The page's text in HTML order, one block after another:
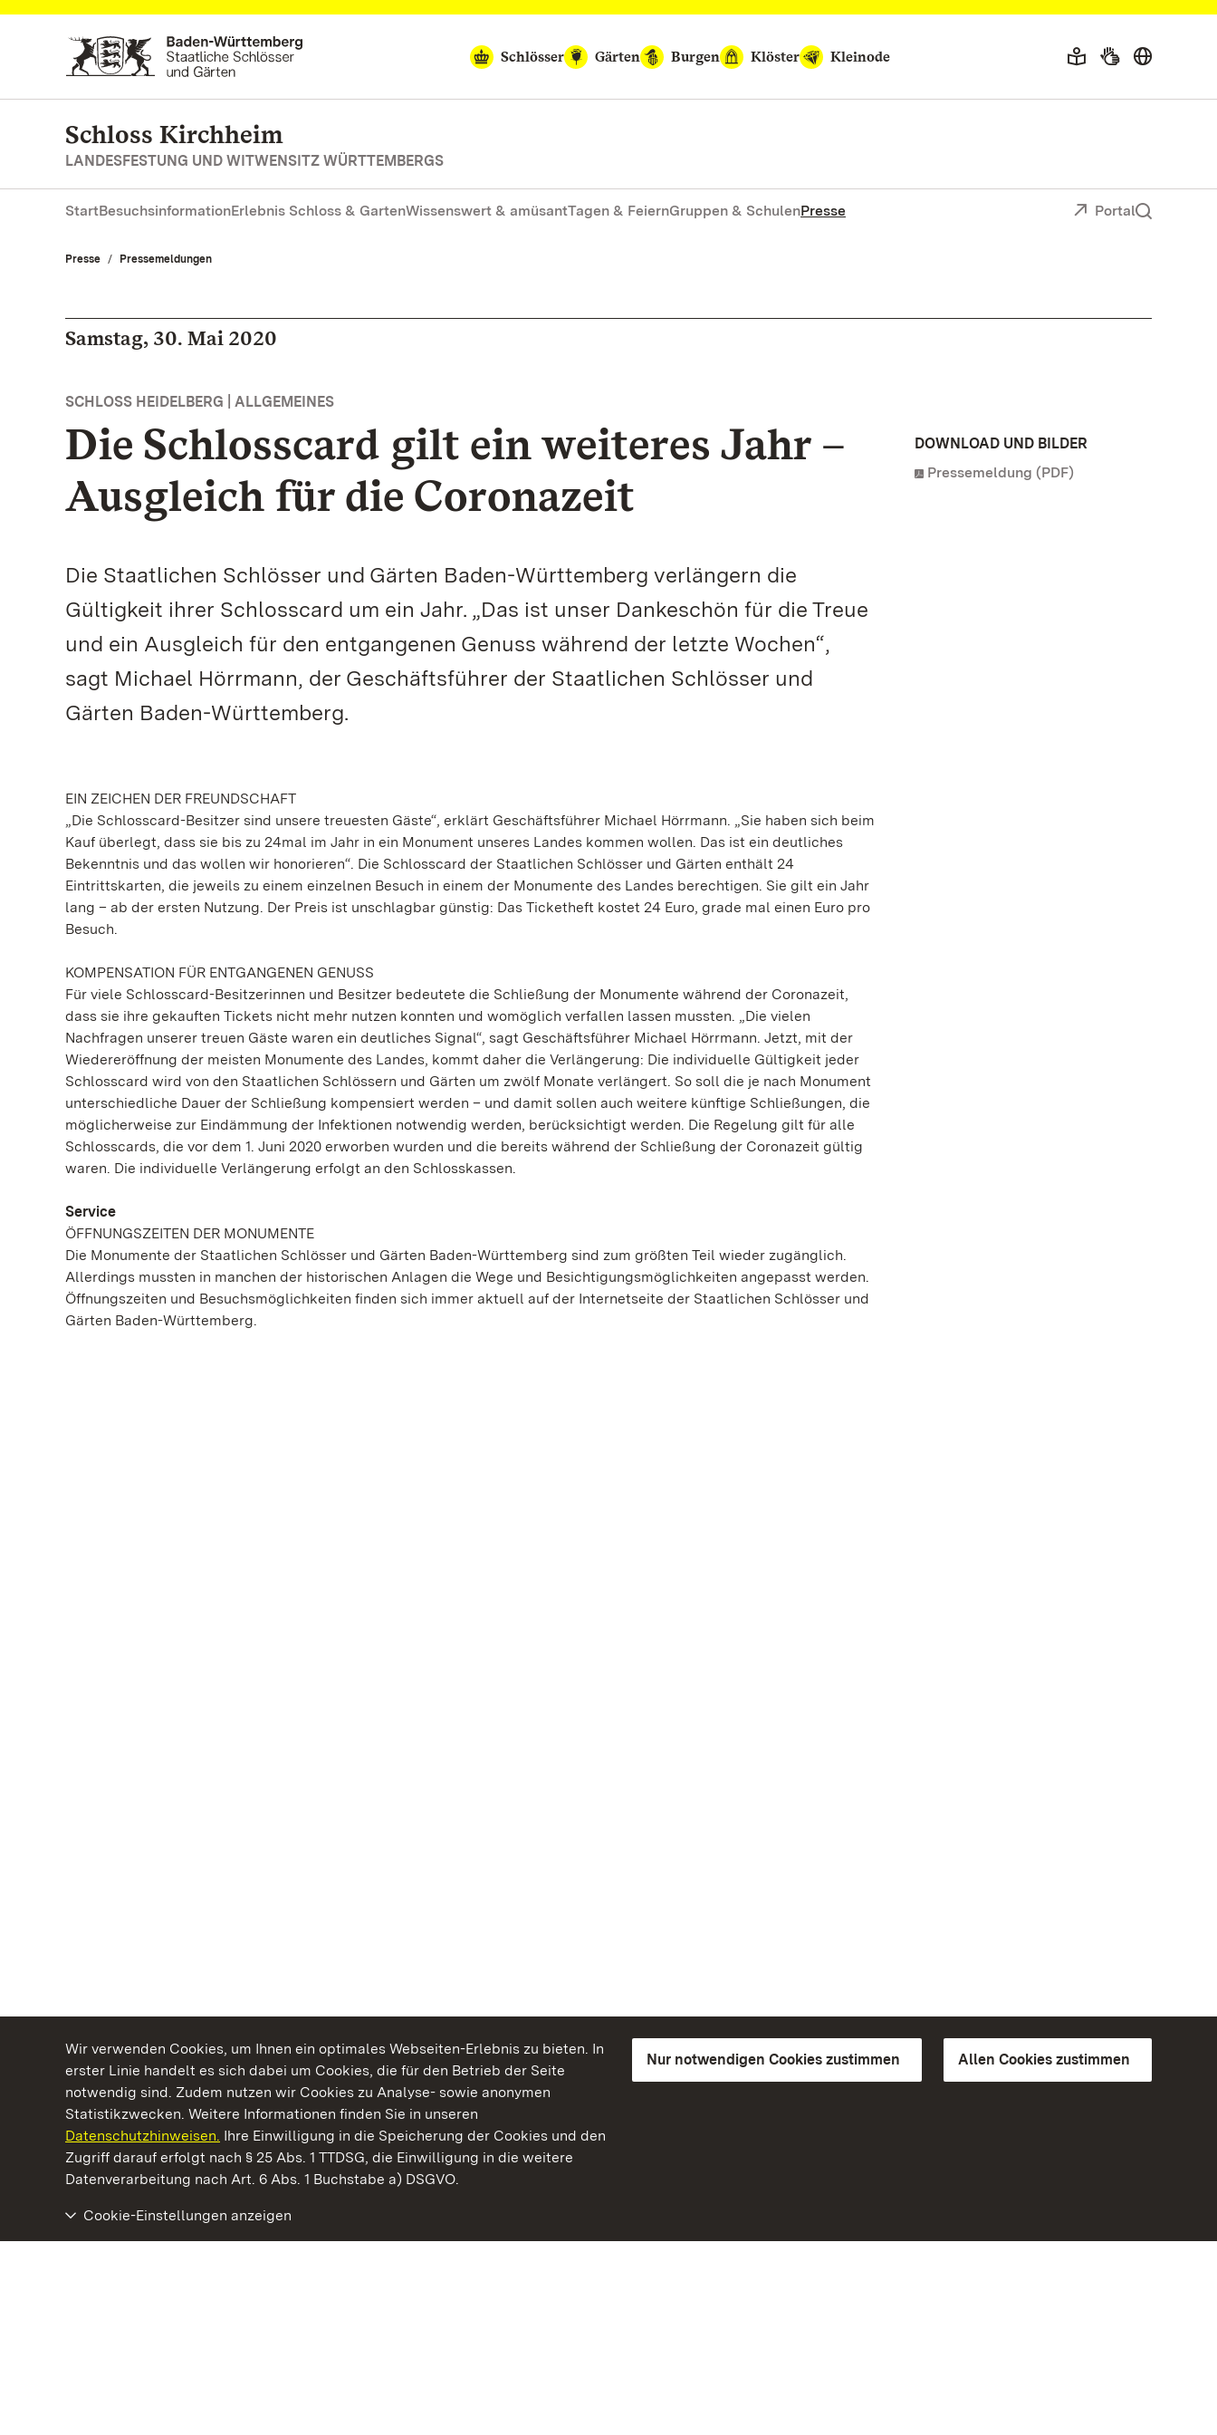
Wir verwenden Cookies, um Ihnen ein optimales Webseiten-Erlebnis zu bieten. In
erster Linie handelt es sich dabei um Cookies, die für den Betrieb der Seite
notwendig sind. Zudem nutzen wir Cookies zu Analyse- sowie anonymen
Statistikzwecken. Weitere Informationen finden Sie in unseren
Datenschutzhinweisen. Ihre Einwilligung in die Speicherung der Cookies und den
Zugriff darauf erfolgt nach § 25 Abs. 1 TTDSG, die Einwilligung in die weitere
Datenverarbeitung nach Art. 6 Abs. 1 Buchstabe a) DSGVO.
Nur notwendigen Cookies zustimmen Allen Cookies zustimmen
Cookie-Einstellungen anzeigen
Zum Hauptinhalt springen
Schlösser
Gärten Burgen Klöster Kleinode
Schloss Kirchheim
LANDESFESTUNG UND WITWENSITZ WÜRTTEMBERGS
StartBesuchsinformationErlebnis Schloss & GartenWissenswert & amüsantTagen & FeiernGruppen & SchulenPresse Portal
Presse Pressemeldungen
Samstag, 30. Mai 2020
SCHLOSS HEIDELBERG | ALLGEMEINES
Die Schlosscard gilt ein weiteres Jahr –
Ausgleich für die Coronazeit
Die Staatlichen Schlösser und Gärten Baden-Württemberg verlängern die
Gültigkeit ihrer Schlosscard um ein Jahr. „Das ist unser Dankeschön für die Treue
und ein Ausgleich für den entgangenen Genuss während der letzte Wochen“,
sagt Michael Hörrmann, der Geschäftsführer der Staatlichen Schlösser und
Gärten Baden-Württemberg.
EIN ZEICHEN DER FREUNDSCHAFT
„Die Schlosscard-Besitzer sind unsere treuesten Gäste“, erklärt Geschäftsführer Michael Hörrmann. „Sie haben sich beim
Kauf überlegt, dass sie bis zu 24mal im Jahr in ein Monument unseres Landes kommen wollen. Das ist ein deutliches
Bekenntnis und das wollen wir honorieren“. Die Schlosscard der Staatlichen Schlösser und Gärten enthält 24
Eintrittskarten, die jeweils zu einem einzelnen Besuch in einem der Monumente des Landes berechtigen. Sie gilt ein Jahr
lang – ab der ersten Nutzung. Der Preis ist unschlagbar günstig: Das Ticketheft kostet 24 Euro, grade mal einen Euro pro
Besuch.
KOMPENSATION FÜR ENTGANGENEN GENUSS
Für viele Schlosscard-Besitzerinnen und Besitzer bedeutete die Schließung der Monumente während der Coronazeit,
dass sie ihre gekauften Tickets nicht mehr nutzen konnten und womöglich verfallen lassen mussten. „Die vielen
Nachfragen unserer treuen Gäste waren ein deutliches Signal“, sagt Geschäftsführer Michael Hörrmann. Jetzt, mit der
Wiedereröffnung der meisten Monumente des Landes, kommt daher die Verlängerung: Die individuelle Gültigkeit jeder
Schlosscard wird von den Staatlichen Schlössern und Gärten um zwölf Monate verlängert. So soll die je nach Monument
unterschiedliche Dauer der Schließung kompensiert werden – und damit sollen auch weitere künftige Schließungen, die
möglicherweise zur Eindämmung der Infektionen notwendig werden, berücksichtigt werden. Die Regelung gilt für alle
Schlosscards, die vor dem 1. Juni 2020 erworben wurden und die bereits während der Schließung der Coronazeit gültig
waren. Die individuelle Verlängerung erfolgt an den Schlosskassen.
Service
ÖFFNUNGSZEITEN DER MONUMENTE
Die Monumente der Staatlichen Schlösser und Gärten Baden-Württemberg sind zum größten Teil wieder zugänglich.
Allerdings mussten in manchen der historischen Anlagen die Wege und Besichtigungsmöglichkeiten angepasst werden.
Öffnungszeiten und Besuchsmöglichkeiten finden sich immer aktuell auf der Internetseite der Staatlichen Schlösser und
Gärten Baden-Württemberg.
DOWNLOAD UND BILDER
Pressemeldung (PDF)
Kommen. Staunen. Genießen.